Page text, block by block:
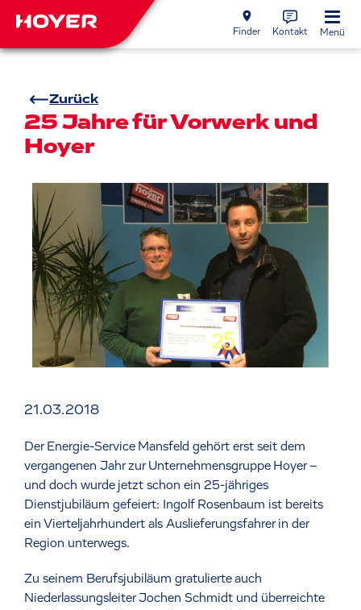
Finder Kontakt Menü
Zurück
25 Jahre für Vorwerk und
Hoyer
21.03.2018
Der Energie-Service Mansfeld gehört erst seit dem
vergangenen Jahr zur Unternehmensgruppe Hoyer –
und doch wurde jetzt schon ein 25-jähriges
Dienstjubiläum gefeiert: Ingolf Rosenbaum ist bereits
ein Vierteljahrhundert als Auslieferungsfahrer in der
Region unterwegs.
Zu seinem Berufsjubiläum gratulierte auch
Niederlassungsleiter Jochen Schmidt und überreichte